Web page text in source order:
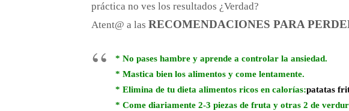
práctica no ves los resultados ¿Verdad?
Atent@ a las RECOMENDACIONES PARA
* No pases hambre y aprende a controlar la ansiedad.
* Mastica bien los alimentos y come lentamente.
* Elimina de tu dieta alimentos ricos en calorías:patatas
* Come diariamente 2-3 piezas de fruta y otras 2 de